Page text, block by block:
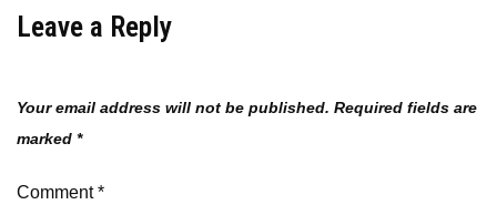
Leave a Reply
Your email address will not be published. Required fields are
marked *
Comment*